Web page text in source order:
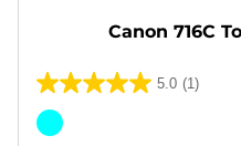
Canon 716C
5.0 (1)
5.0
von
Farbpatrone